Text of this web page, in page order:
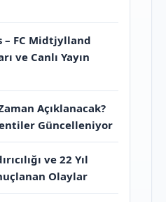
– FC Midtjylland
ve Canlı Yayın
Açıklanacak?
Güncelleniyor
ve 22 Yıl
Olaylar